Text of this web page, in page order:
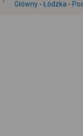
Główny - Łódzka -